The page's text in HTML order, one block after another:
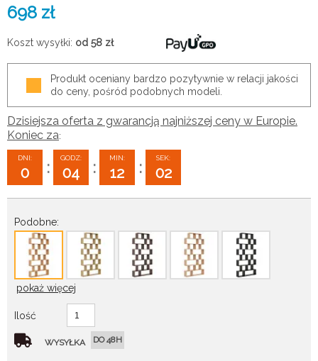
698 zł
Koszt wysyłki: od 58 zł
Produkt oceniany bardzo pozytywnie w relacji jakości
do ceny, pośród podobnych modeli.
Dzisiejsza oferta z gwarancją najniższej ceny w Europie.
Koniec za:
DNI:
0 :
GODZ:
04 :
MIN:
12 :
SEK:
01
Podobne:
pokaż więcej
Ilość
WYSYŁKA DO 48H